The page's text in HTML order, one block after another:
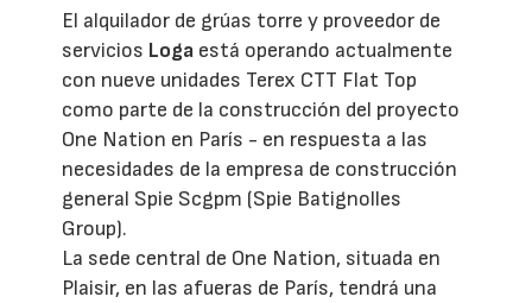
El alquilador de grúas torre y proveedor de
servicios Loga está operando actualmente
con nueve unidades Terex CTT Flat Top
como parte de la construcción del proyecto
One Nation en París - en respuesta a las
necesidades de la empresa de construcción
general Spie Scgpm (Spie Batignolles
Group).
La sede central de One Nation, situada en
Plaisir, en las afueras de París, tendrá una